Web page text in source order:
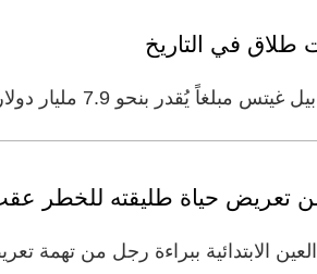
مليار دولار إلى مؤسسة بيفوتال فيلانثروبيز ، وهي المؤسسة الخاصة التي
تعريض حياة طليقته للخطر
الابتدائية ببراءة رجل من تهمة